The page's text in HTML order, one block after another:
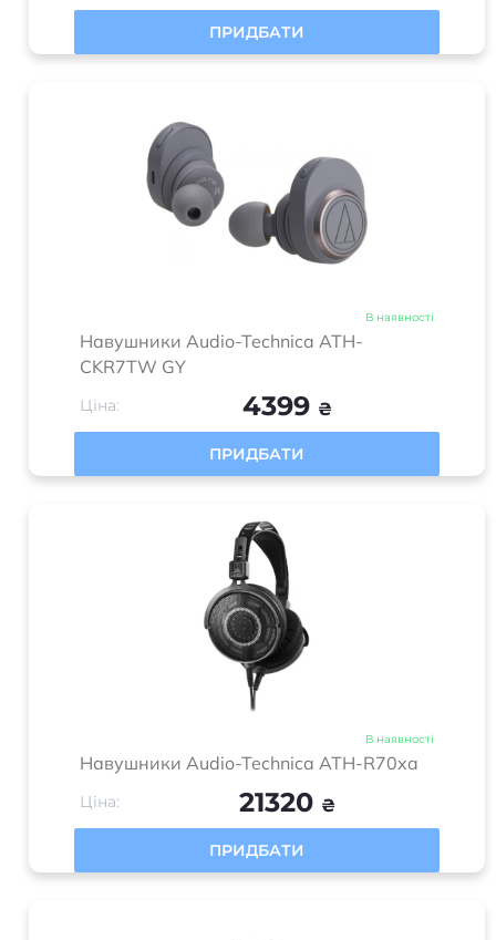
ПРИДБАТИ
В наявності
Навушники Audio-Technica ATH-
CKR7TW GY
Ціна: 4399 ₴
ПРИДБАТИ
В наявності
Навушники Audio-Technica ATH-R70xa
Ціна: 21320 ₴
ПРИДБАТИ